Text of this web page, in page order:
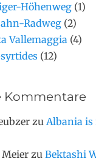
Höhenweg (1)
Radweg (2)
Vallemaggia (4)
(12)
Kommentare
zu Albania is
zu Bektashi